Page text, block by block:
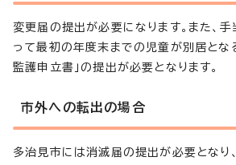
変更届の提出が必要になります。また、
って最初の年度末までの児童が別居とな
監護申立書」の提出が必要となります。
市外への転出の場合
多治見市には消滅届の提出が必要となり